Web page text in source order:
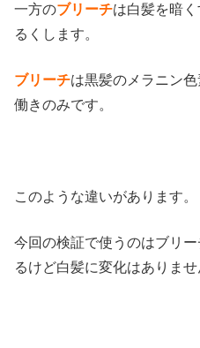
一方のブリーチは白髪を暗
るくします。
ブリーチは黒髪のメラニン
働きのみです。
このような違いがあります。
今回の検証で使うのはブリ
るけど白髪に変化はありませ